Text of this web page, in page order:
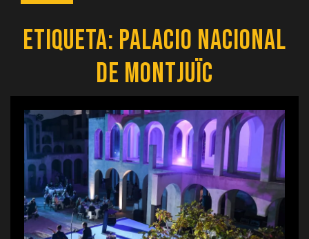
Etiqueta: palacio nacional
de montjuïc